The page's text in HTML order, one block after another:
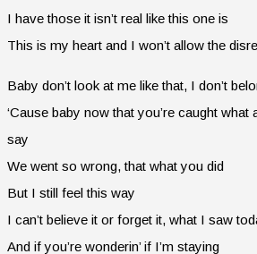
I have those it isn’t real like this one is
This is my heart and I won’t allow the
Baby don’t look at me like that, I don’t
‘Cause baby now that you’re caught
say
We went so wrong, that what you did
But I still feel this way
I can’t believe it or forget it, what I saw
And if you’re wonderin’ if I’m staying